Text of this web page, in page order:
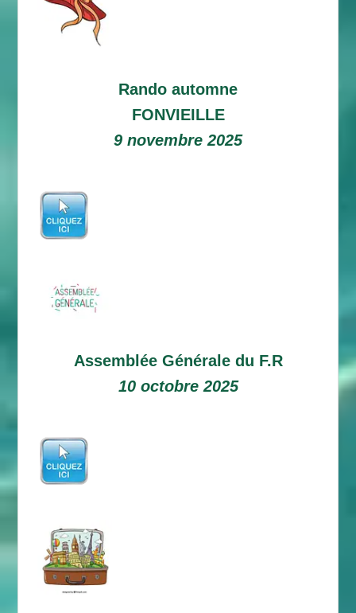
Rando automne
FONVIEILLE
9 novembre 2025
Assemblée Générale du F.R
10 octobre 2025